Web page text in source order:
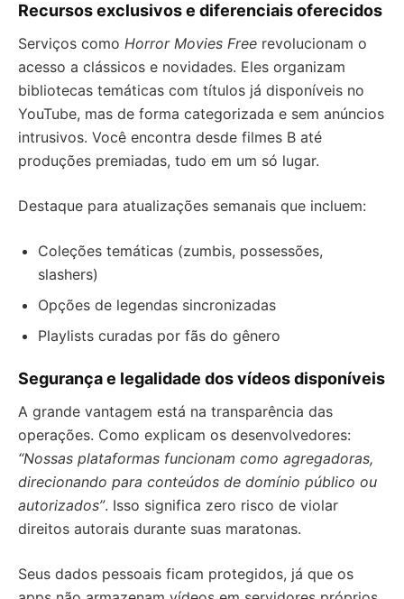
Recursos exclusivos e diferenciais oferecidos
Serviços como Horror Movies Free revolucionam o
acesso a clássicos e novidades. Eles organizam
bibliotecas temáticas com títulos já disponíveis no
YouTube, mas de forma categorizada e sem anúncios
intrusivos. Você encontra desde filmes B até
produções premiadas, tudo em um só lugar.
Destaque para atualizações semanais que incluem:
Coleções temáticas (zumbis, possessões,
slashers)
Opções de legendas sincronizadas
Playlists curadas por fãs do gênero
Segurança e legalidade dos vídeos disponíveis
A grande vantagem está na transparência das
operações. Como explicam os desenvolvedores:
“Nossas plataformas funcionam como agregadoras,
direcionando para conteúdos de domínio público ou
autorizados”. Isso significa zero risco de violar
direitos autorais durante suas maratonas.
Seus dados pessoais ficam protegidos, já que os